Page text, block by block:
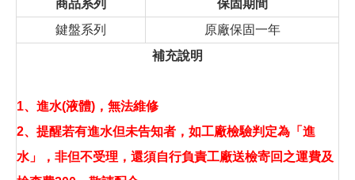
商品系列
保固期間
鍵盤系列
原廠保固一年
補充說明
1、進水(液體)，無法維修
2、提醒若有進水但未告知者，如工廠檢驗判定為「進
水」，非但不受理，還須自行負責工廠送檢寄回之運費及